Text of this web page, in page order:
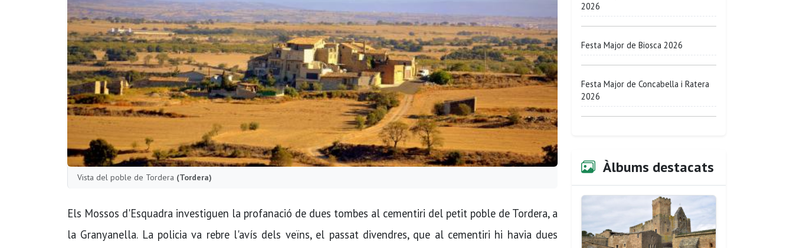
Vista del poble de Tordera (Tordera)
Els Mossos d'Esquadra investiguen la profanació de dues tombes al cementiri del petit poble de Tordera, a
la Granyanella. La policia va rebre l'avís dels veïns, el passat divendres, que al cementiri hi havia dues
2026
Festa Major de Biosca 2026
Festa Major de Concabella i Ratera
2026
Àlbums destacats